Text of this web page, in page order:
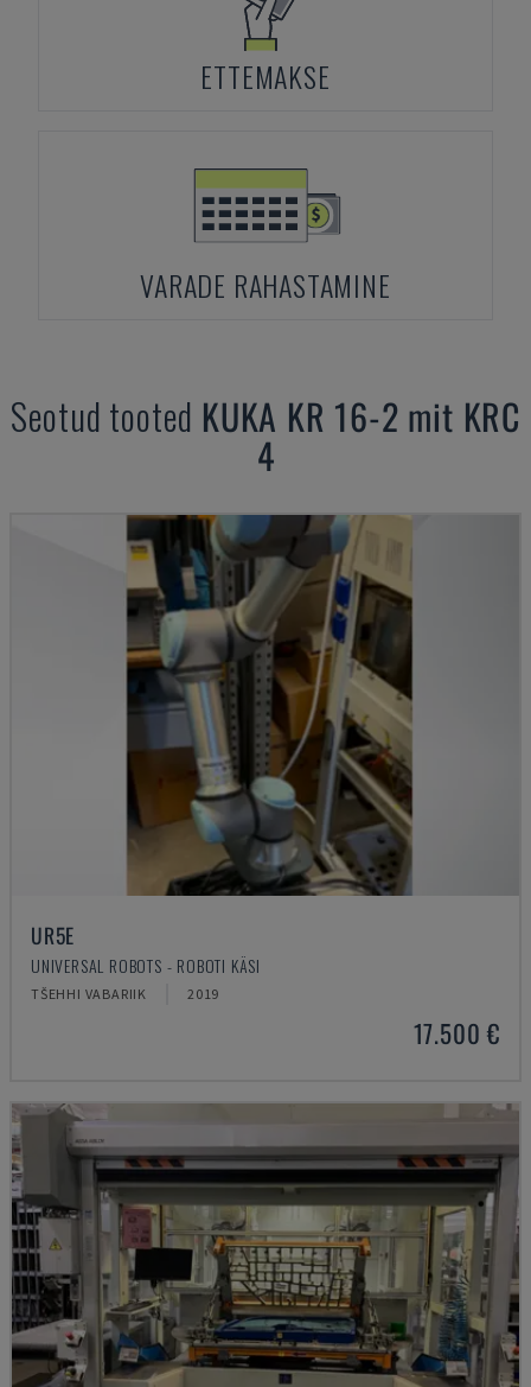
ETTEMAKSE
VARADE RAHASTAMINE
Seotud tooted KUKA KR 16-2 mit KRC
4
UR5E
UNIVERSAL ROBOTS - ROBOTI KÄSI
TŠEHHI VABARIIK 2019
17.500 €